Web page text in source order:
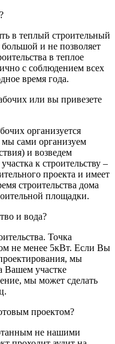
в теплый строительный
большой и не позволяет
в теплое
с соблюдением всех
время года.
или вы привезете
организуется
сами организуем
и возведем
к строительству –
проекта и имеет
строительства дома
площадки.
и вода?
Точка
не менее 5кВт. Если Вы
мы
Вашем участке
мы может сделать
проектом?
не нашими